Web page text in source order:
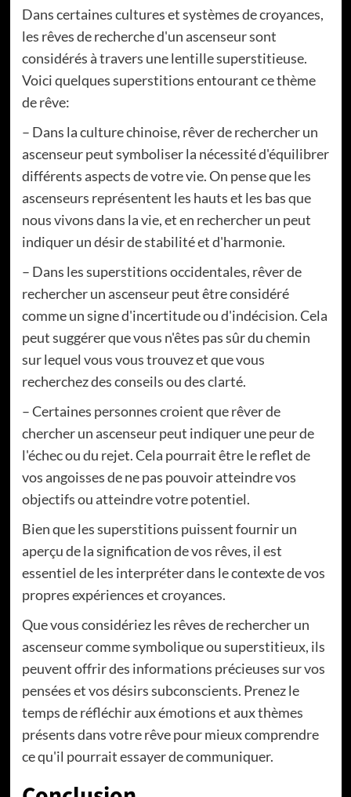
Dans certaines cultures et systèmes de croyances,
les rêves de recherche d'un ascenseur sont
considérés à travers une lentille superstitieuse.
Voici quelques superstitions entourant ce thème
de rêve:
– Dans la culture chinoise, rêver de rechercher un
ascenseur peut symboliser la nécessité d'équilibrer
différents aspects de votre vie. On pense que les
ascenseurs représentent les hauts et les bas que
nous vivons dans la vie, et en rechercher un peut
indiquer un désir de stabilité et d'harmonie.
– Dans les superstitions occidentales, rêver de
rechercher un ascenseur peut être considéré
comme un signe d'incertitude ou d'indécision. Cela
peut suggérer que vous n'êtes pas sûr du chemin
sur lequel vous vous trouvez et que vous
recherchez des conseils ou des clarté.
– Certaines personnes croient que rêver de
chercher un ascenseur peut indiquer une peur de
l'échec ou du rejet. Cela pourrait être le reflet de
vos angoisses de ne pas pouvoir atteindre vos
objectifs ou atteindre votre potentiel.
Bien que les superstitions puissent fournir un
aperçu de la signification de vos rêves, il est
essentiel de les interpréter dans le contexte de vos
propres expériences et croyances.
Que vous considériez les rêves de rechercher un
ascenseur comme symbolique ou superstitieux, ils
peuvent offrir des informations précieuses sur vos
pensées et vos désirs subconscients. Prenez le
temps de réfléchir aux émotions et aux thèmes
présents dans votre rêve pour mieux comprendre
ce qu'il pourrait essayer de communiquer.